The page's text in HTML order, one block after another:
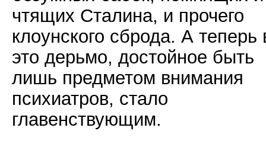
чтящих Сталина, и прочего
клоунского сброда. А теперь
это дерьмо, достойное быть
лишь предметом внимания
психиатров, стало
главенствующим.